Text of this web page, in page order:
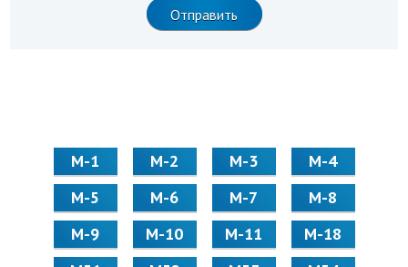
М-1 М-2 М-3
М-4
М-5
М-6 М-7
М-8
М-9
М-10 М-11
М-18